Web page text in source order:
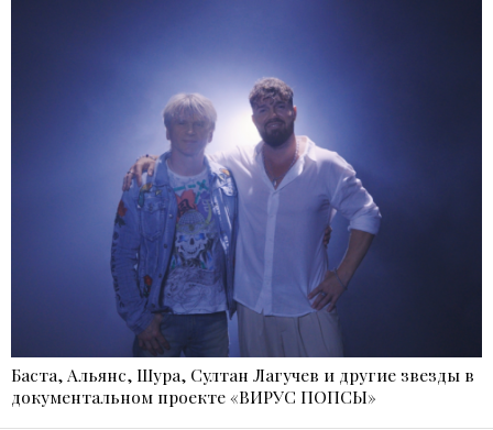
Баста, Альянс, Шура, Султан Лагучев и другие звезды в
документальном проекте «ВИРУС ПОПСЫ»